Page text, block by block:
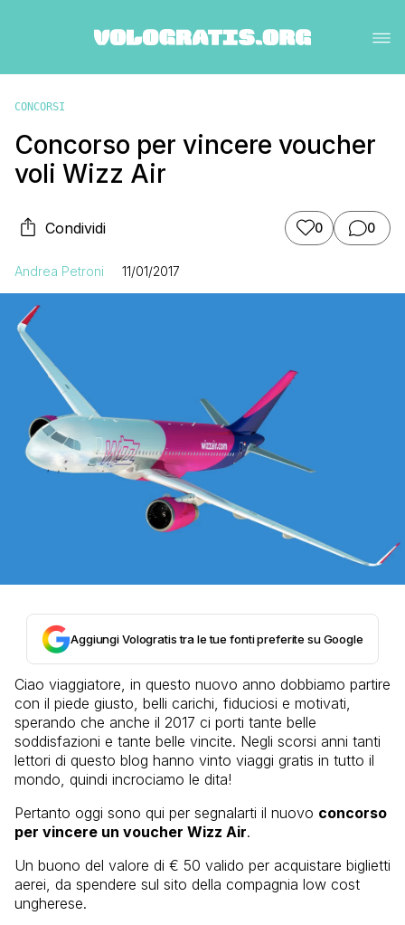
CONCORSI
Concorso per vincere voucher
voli Wizz Air
Condividi 0 0
Andrea Petroni 11/01/2017
Aggiungi Vologratis tra le tue fonti preferite su Google
Ciao viaggiatore, in questo nuovo anno dobbiamo partire
con il piede giusto, belli carichi, fiduciosi e motivati,
sperando che anche il 2017 ci porti tante belle
soddisfazioni e tante belle vincite. Negli scorsi anni tanti
lettori di questo blog hanno vinto viaggi gratis in tutto il
mondo, quindi incrociamo le dita!
Pertanto oggi sono qui per segnalarti il nuovo concorso
per vincere un voucher Wizz Air.
Un buono del valore di € 50 valido per acquistare biglietti
aerei, da spendere sul sito della compagnia low cost
ungherese.